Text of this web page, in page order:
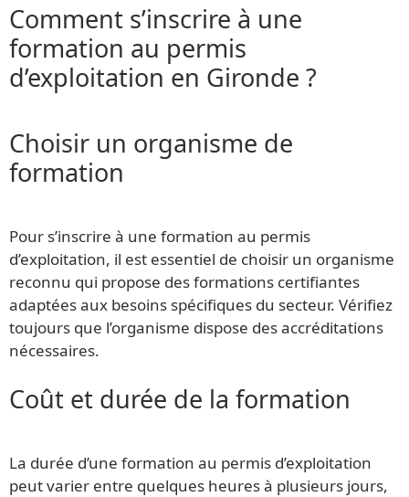
Comment s’inscrire à une
formation au permis
d’exploitation en Gironde ?
Choisir un organisme de
formation
Pour s’inscrire à une formation au permis
d’exploitation, il est essentiel de choisir un organisme
reconnu qui propose des formations certifiantes
adaptées aux besoins spécifiques du secteur. Vérifiez
toujours que l’organisme dispose des accréditations
nécessaires.
Coût et durée de la formation
La durée d’une formation au permis d’exploitation
peut varier entre quelques heures à plusieurs jours,